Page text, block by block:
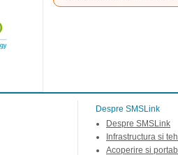
Despre SMSLink
Despre SMSLink
Infrastructura si
Acoperire si